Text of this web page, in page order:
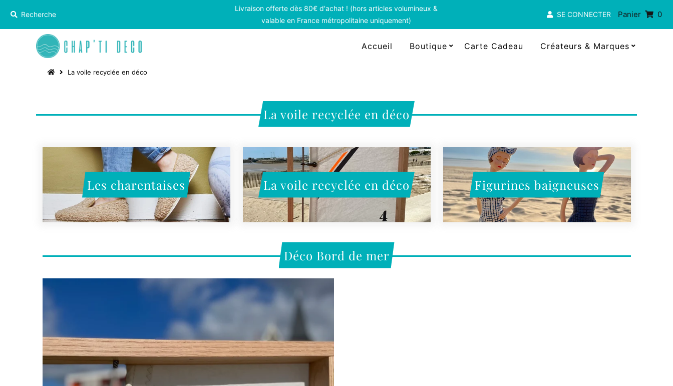
Livraison offerte dès 80€ d'achat ! (hors articles volumineux &
valable en France métropolitaine uniquement)
SE CONNECTER Panier 0
Accueil Boutique Carte Cadeau Créateurs & Marques
La voile recyclée en déco
La voile recyclée en déco
Les charentaises La voile recyclée en déco Figurines baigneuses
Déco Bord de mer